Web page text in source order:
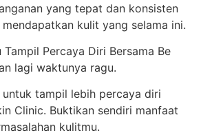
yang tepat dan konsisten
kulit yang selama ini.
Percaya Diri Bersama Be
lagi waktunya ragu.
untuk tampil lebih percaya diri
Clinic. Buktikan sendiri manfaat
kulitmu.